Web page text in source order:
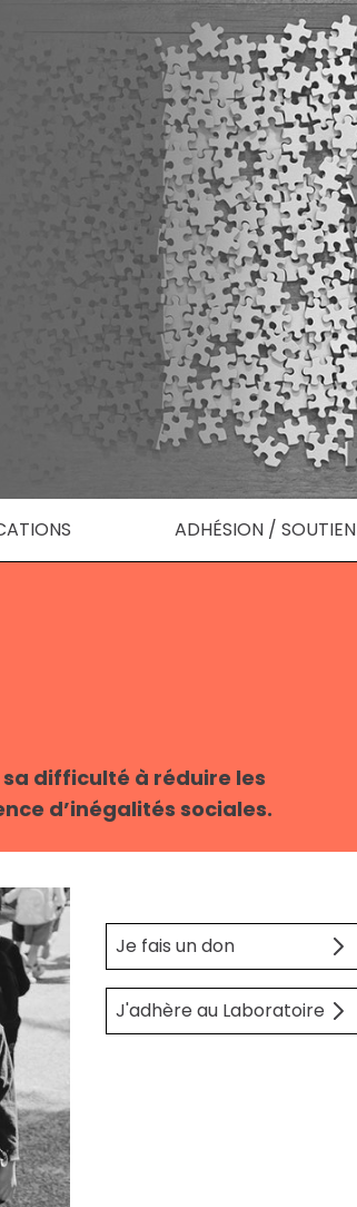
ADHÉSION / SOUTIEN
sa difficulté à réduire les
d’inégalités sociales.
Je fais un don
J'adhère au Laboratoire